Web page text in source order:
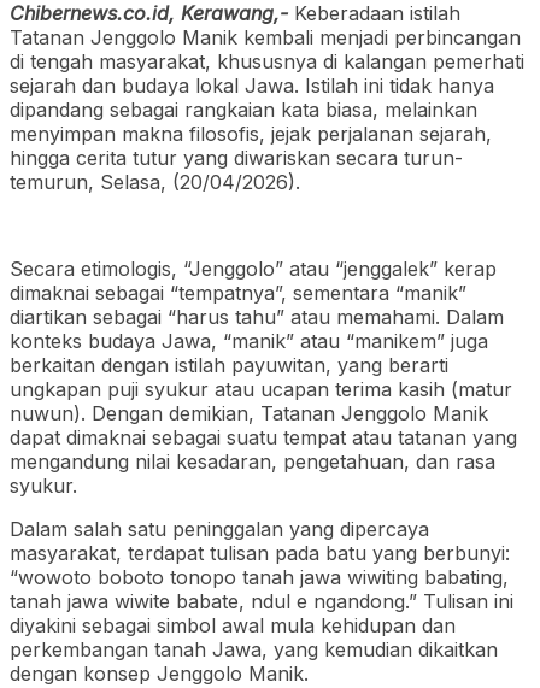
Chibernews.co.id, Kerawang,- Keberadaan istilah
Tatanan Jenggolo Manik kembali menjadi perbincangan
di tengah masyarakat, khususnya di kalangan pemerhati
sejarah dan budaya lokal Jawa. Istilah ini tidak hanya
dipandang sebagai rangkaian kata biasa, melainkan
menyimpan makna filosofis, jejak perjalanan sejarah,
hingga cerita tutur yang diwariskan secara turun-
temurun, Selasa, (20/04/2026).
Secara etimologis, “Jenggolo” atau “jenggalek” kerap
dimaknai sebagai “tempatnya”, sementara “manik”
diartikan sebagai “harus tahu” atau memahami. Dalam
konteks budaya Jawa, “manik” atau “manikem” juga
berkaitan dengan istilah payuwitan, yang berarti
ungkapan puji syukur atau ucapan terima kasih (matur
nuwun). Dengan demikian, Tatanan Jenggolo Manik
dapat dimaknai sebagai suatu tempat atau tatanan yang
mengandung nilai kesadaran, pengetahuan, dan rasa
syukur.
Dalam salah satu peninggalan yang dipercaya
masyarakat, terdapat tulisan pada batu yang berbunyi:
“wowoto boboto tonopo tanah jawa wiwiting babating,
tanah jawa wiwite babate, ndul e ngandong.” Tulisan ini
diyakini sebagai simbol awal mula kehidupan dan
perkembangan tanah Jawa, yang kemudian dikaitkan
dengan konsep Jenggolo Manik.